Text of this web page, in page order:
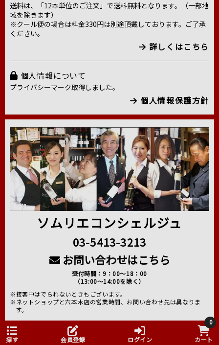
探す 会員登録 ログイン
0
カート
送料は、「12本単位のご注文」で送料無料となります。（一部地
域を除きます）
※クール便の場合は料金330円は別途頂戴しております。ご了承
ください。
詳しくはこちら
個人情報について
プライバシーマーク取得しました。
個人情報保護方針
ソムリエコンシェルジュ
03-5413-3213
お問い合わせはこちら
受付時間：9：00～18：00
（13:00～14:00を除く）
※接客中はでられないときもございます。
※ネットショップと六本木店の営業時間、お問い合わせ先は異なりま
す。
よくあるご質問はこちら